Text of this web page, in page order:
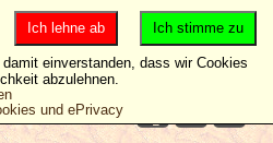
Ich stimme zu
Ich lehne ab
einverstanden, dass wir Cookies
abzulehnen.
und ePrivacy